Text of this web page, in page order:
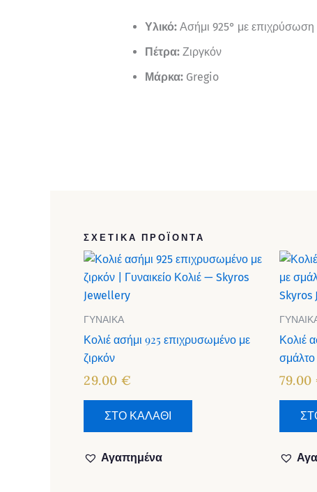
Υλικό: Ασήμι 925° με επιχρύσωση
Πέτρα: Ζιργκόν
Μάρκα: Gregio
ΣΧΕΤΙΚΆ ΠΡΟΪΌΝΤΑ
ΓΥΝΑΙΚΑ
Κολιέ ασήμι 925 επιχρυσωμένο με
ζιρκόν
29.00 €
ΣΤΟ ΚΑΛΑΘΙ
Αγαπημένα
Κολιέ
σμάλτο
79.00